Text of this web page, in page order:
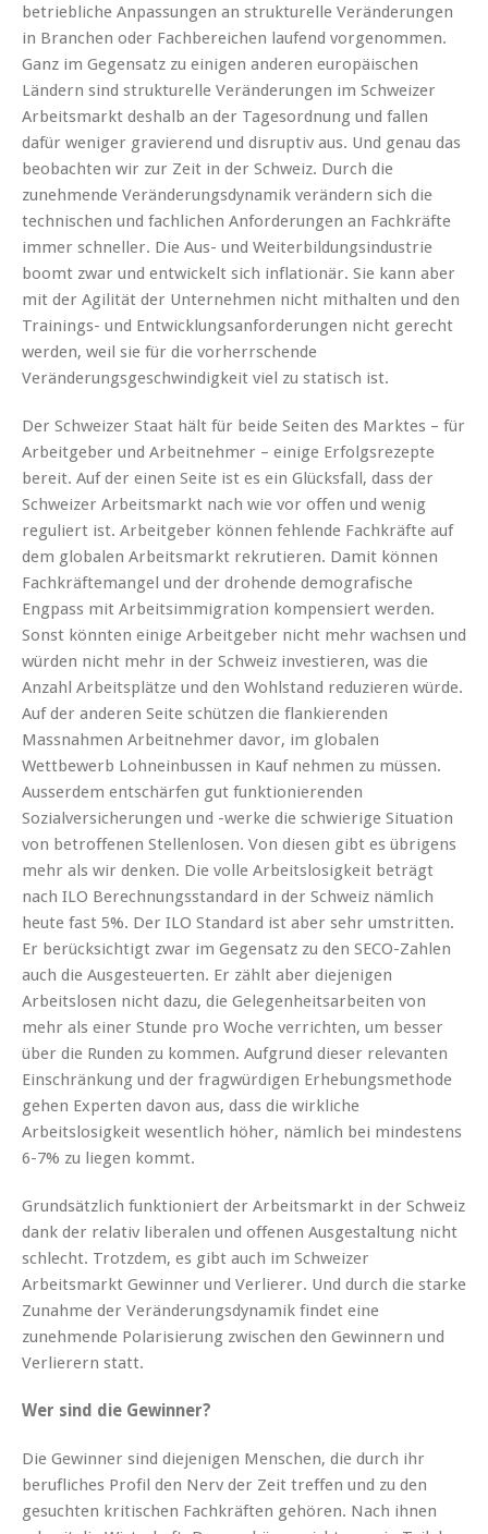
betriebliche Anpassungen an strukturelle Veränderungen
in Branchen oder Fachbereichen laufend vorgenommen.
Ganz im Gegensatz zu einigen anderen europäischen
Ländern sind strukturelle Veränderungen im Schweizer
Arbeitsmarkt deshalb an der Tagesordnung und fallen
dafür weniger gravierend und disruptiv aus. Und genau das
beobachten wir zur Zeit in der Schweiz. Durch die
zunehmende Veränderungsdynamik verändern sich die
technischen und fachlichen Anforderungen an Fachkräfte
immer schneller. Die Aus- und Weiterbildungsindustrie
boomt zwar und entwickelt sich inflationär. Sie kann aber
mit der Agilität der Unternehmen nicht mithalten und den
Trainings- und Entwicklungsanforderungen nicht gerecht
werden, weil sie für die vorherrschende
Veränderungsgeschwindigkeit viel zu statisch ist.
Der Schweizer Staat hält für beide Seiten des Marktes – für
Arbeitgeber und Arbeitnehmer – einige Erfolgsrezepte
bereit. Auf der einen Seite ist es ein Glücksfall, dass der
Schweizer Arbeitsmarkt nach wie vor offen und wenig
reguliert ist. Arbeitgeber können fehlende Fachkräfte auf
dem globalen Arbeitsmarkt rekrutieren. Damit können
Fachkräftemangel und der drohende demografische
Engpass mit Arbeitsimmigration kompensiert werden.
Sonst könnten einige Arbeitgeber nicht mehr wachsen und
würden nicht mehr in der Schweiz investieren, was die
Anzahl Arbeitsplätze und den Wohlstand reduzieren würde.
Auf der anderen Seite schützen die flankierenden
Massnahmen Arbeitnehmer davor, im globalen
Wettbewerb Lohneinbussen in Kauf nehmen zu müssen.
Ausserdem entschärfen gut funktionierenden
Sozialversicherungen und -werke die schwierige Situation
von betroffenen Stellenlosen. Von diesen gibt es übrigens
mehr als wir denken. Die volle Arbeitslosigkeit beträgt
nach ILO Berechnungsstandard in der Schweiz nämlich
heute fast 5%. Der ILO Standard ist aber sehr umstritten.
Er berücksichtigt zwar im Gegensatz zu den SECO-Zahlen
auch die Ausgesteuerten. Er zählt aber diejenigen
Arbeitslosen nicht dazu, die Gelegenheitsarbeiten von
mehr als einer Stunde pro Woche verrichten, um besser
über die Runden zu kommen. Aufgrund dieser relevanten
Einschränkung und der fragwürdigen Erhebungsmethode
gehen Experten davon aus, dass die wirkliche
Arbeitslosigkeit wesentlich höher, nämlich bei mindestens
6-7% zu liegen kommt.
Grundsätzlich funktioniert der Arbeitsmarkt in der Schweiz
dank der relativ liberalen und offenen Ausgestaltung nicht
schlecht. Trotzdem, es gibt auch im Schweizer
Arbeitsmarkt Gewinner und Verlierer. Und durch die starke
Zunahme der Veränderungsdynamik findet eine
zunehmende Polarisierung zwischen den Gewinnern und
Verlierern statt.
Wer sind die Gewinner?
Die Gewinner sind diejenigen Menschen, die durch ihr
berufliches Profil den Nerv der Zeit treffen und zu den
gesuchten kritischen Fachkräften gehören. Nach ihnen